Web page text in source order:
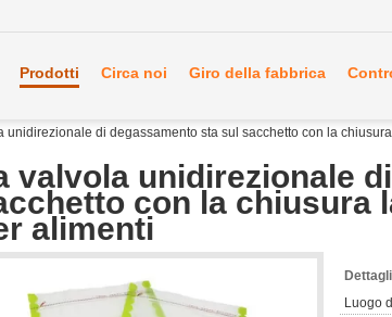
Prodotti Circa noi Giro della fabbrica
unidirezionale di degassamento sta sul sacchetto con la
valvola unidirezionale
con la chiusura
alimenti
Luogo